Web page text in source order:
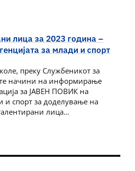
лица за 2023 година –
за млади и спорт
преку Службеникот за
начини на информирање
за ЈАВЕН ПОВИК на
и спорт за доделување на
лица…